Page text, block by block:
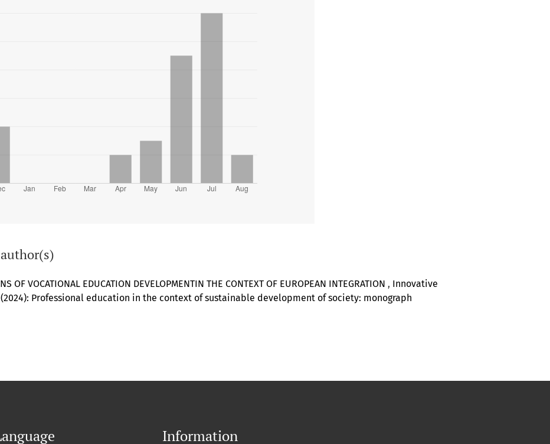
OF VOCATIONAL EDUCATION DEVELOPMENTIN THE CONTEXT OF EUROPEAN INTEGRATION , Innovative
Professional education in the context of sustainable development of society: monograph
Information